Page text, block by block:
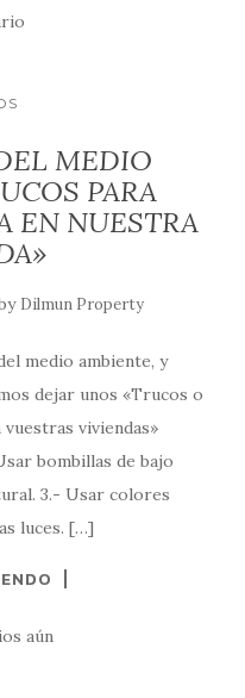
MEDIO
PARA
EN NUESTRA
Dilmun Property
medio ambiente, y
dejar unos «Trucos o
viviendas»
bombillas de bajo
3.- Usar colores
luces. […]
aún